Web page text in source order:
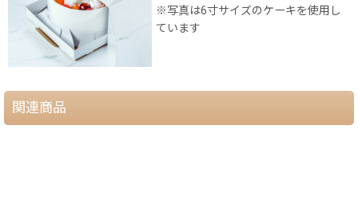
※写真は6寸サイズのケーキを使用し
ています
関連商品